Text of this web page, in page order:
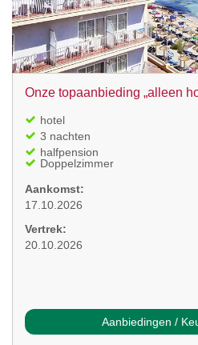
Onze topaanbieding „alleen
hotel
3 nachten
halfpension
Doppelzimmer
Aankomst:
17.10.2026
Vertrek:
20.10.2026
Aanbiedingen /